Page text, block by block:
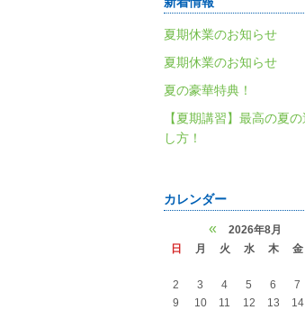
夏期休業のお知らせ
夏期休業のお知らせ
夏の豪華特典！
【夏期講習】最高の夏
し方！
カレンダー
«
2026年8月
日
月 火 水 木 金
2
3 4 5 6 7
9
10 11 12 13 14